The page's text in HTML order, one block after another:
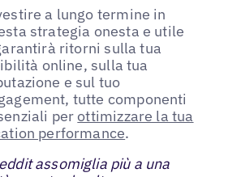
a lungo termine in
strategia onesta e utile
ritorni sulla tua
online, sulla tua
e sul tuo
tutte componenti
per ottimizzare la tua
performance.
assomiglia più a una